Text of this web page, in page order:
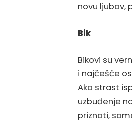
novu ljubav,
Bik
Bikovi su
i najčešće
Ako strast
uzbuđenje
priznati,